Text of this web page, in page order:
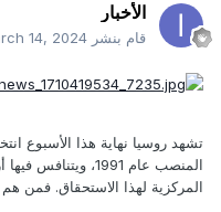
الأخبار
قام بنشر 14, 2024
تشهد روسيا نهاية هذا الأسبوع
المنصب عام 1991،
المركزية لهذا الاستحقاق. فمن هم